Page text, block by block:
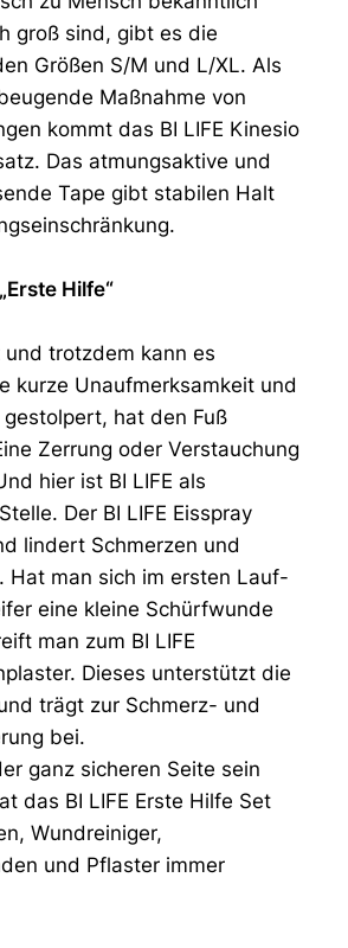
groß sind, gibt es die
Größen S/M und L/XL. Als
Maßnahme von
kommt das BI LIFE Kinesio
Das atmungsaktive und
Tape gibt stabilen Halt
Hilfe“
trotzdem kann es
kurze Unaufmerksamkeit und
hat den Fuß
Zerrung oder Verstauchung
hier ist BI LIFE als
Der BI LIFE Eisspray
lindert Schmerzen und
Hat man sich im ersten Lauf-
eine kleine Schürfwunde
man zum BI LIFE
Dieses unterstützt die
trägt zur Schmerz- und
bei.
ganz sicheren Seite sein
das BI LIFE Erste Hilfe Set
Wundreiniger,
und Pflaster immer